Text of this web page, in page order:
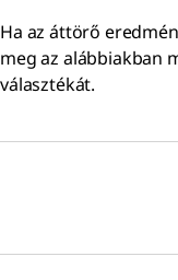
Ha az áttörő
meg az alábbiakban
választékát.